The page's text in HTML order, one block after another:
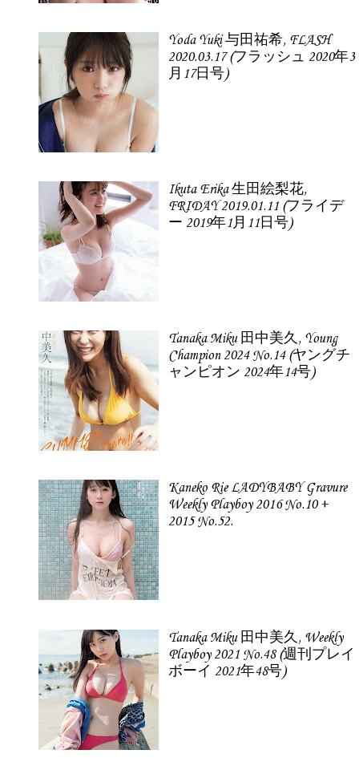
Yoda Yuki 与田祐希, FLASH
2020.03.17 (フラッシュ 2020年3
月17日号)
Ikuta Erika 生田絵梨花,
FRIDAY 2019.01.11 (フライデ
ー 2019年1月11日号)
Tanaka Miku 田中美久, Young
Champion 2024 No.14 (ヤングチ
ャンピオン 2024年14号)
Kaneko Rie LADYBABY Gravure
Weekly Playboy 2016 No.10 +
2015 No.52.
Tanaka Miku 田中美久, Weekly
Playboy 2021 No.48 (週刊プレイ
ボーイ 2021年48号)